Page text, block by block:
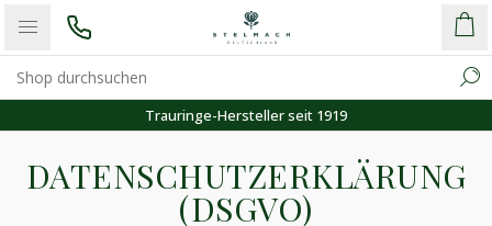
Trauringe-Hersteller seit 1919
DATENSCHUTZERKLÄRUNG
(DSGVO)